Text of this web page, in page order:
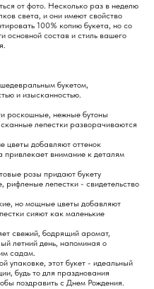
от фото. Несколько раз в неделю
света, и они имеют свойство
100% копию букета, но со
основной состав и стиль вашего
букетом,
и изысканностью.
роскошные, нежные бутоны
лепестки разворачиваются
цветы добавляют оттенок
привлекает внимание к деталям
розы придают букету
лепестки - свидетельство
но мощные цветы добавляют
сияют как маленькие
свежий, бодрящий аромат,
летний день, напоминая о
садам.
упаковке, этот букет - идеальный
будь то для празднования
поздравить с Днем Рождения.